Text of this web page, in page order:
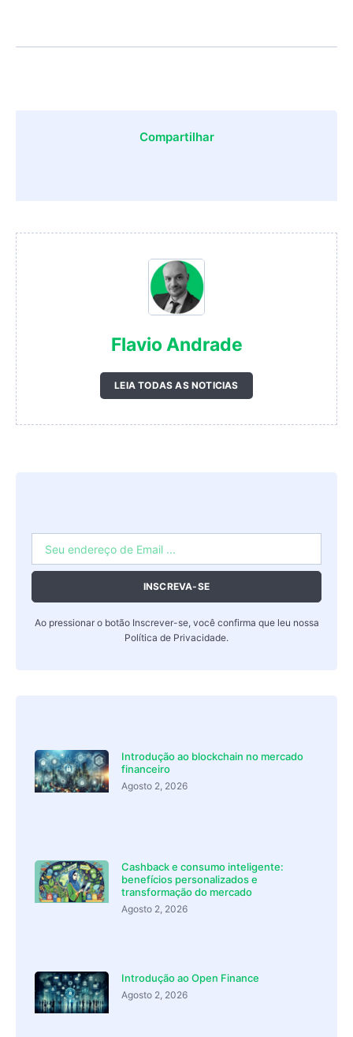
Compartilhar
Flavio Andrade
LEIA TODAS AS NOTICIAS
INSCREVA-SE
Ao pressionar o botão Inscrever-se, você confirma que leu nossa
Política de Privacidade.
Introdução ao blockchain no mercado
financeiro
Agosto 2, 2026
Cashback e consumo inteligente:
benefícios personalizados e
transformação do mercado
Agosto 2, 2026
Introdução ao Open Finance
Agosto 2, 2026